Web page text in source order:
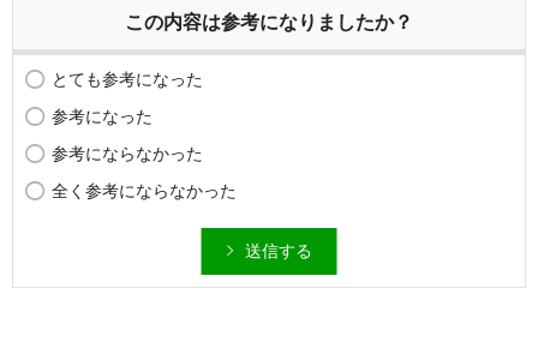
この内容は参考になりましたか？
とても参考になった
参考になった
参考にならなかった
全く参考にならなかった
送信する